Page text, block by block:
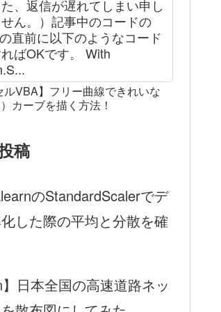
、返信が遅れてしまい申し
ん。）記事中のコードの
直前に以下のようなコード
ばOKです。 With
ルVBA】フリー曲線できれいな
カーブを描く方法！
稿
のStandardScalerでデ
した際の平均と分散を確
】日本全国の高速道路ネッ